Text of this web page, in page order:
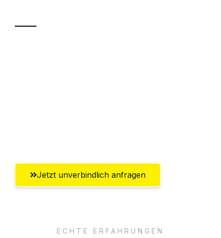
Jetzt unverbindlich anfragen
ECHTE ERFAHRUNGEN